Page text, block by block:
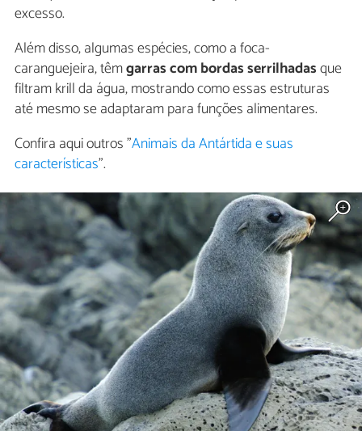
excesso.
Além disso, algumas espécies, como a foca-
caranguejeira, têmgarras com bordas serrilhadasque
filtram krill da água, mostrando como essas estruturas
até mesmo se adaptaram para funções alimentares.
Confira aqui outros "Animais da Antártida e suas
características".